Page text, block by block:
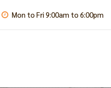
Mon to Fri 9:00am to 6:00pm